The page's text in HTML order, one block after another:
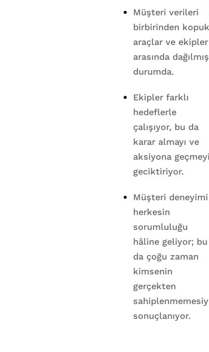
Müşteri verileri
birbirinden kopuk
araçlar ve ekipler
arasında dağılmış
durumda.
Ekipler farklı
hedeflerle
çalışıyor, bu da
karar almayı ve
aksiyona geçmeyi
geciktiriyor.
Müşteri deneyimi
herkesin
sorumluluğu
hâline geliyor; bu
da çoğu zaman
kimsenin
gerçekten
sonuçlanıyor.